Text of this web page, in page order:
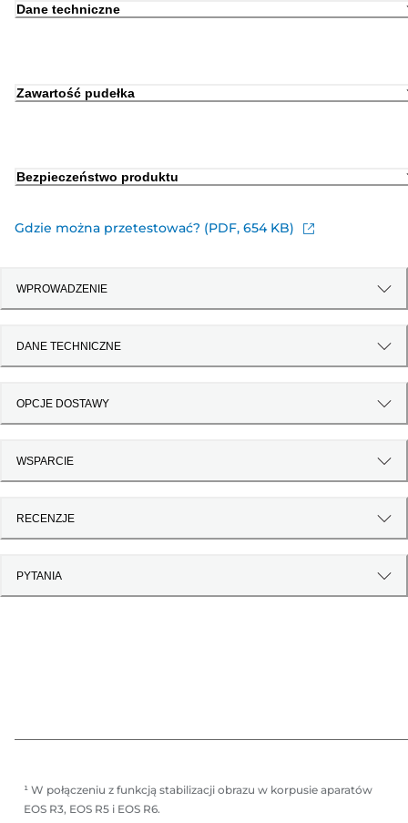
Dane techniczne
Zawartość pudełka
Bezpieczeństwo produktu
Gdzie można przetestować? (PDF, 654 KB)
WPROWADZENIE
DANE TECHNICZNE
OPCJE DOSTAWY
WSPARCIE
RECENZJE
PYTANIA
¹ W połączeniu z funkcją stabilizacji obrazu w korpusie aparatów
EOS R3, EOS R5 i EOS R6.